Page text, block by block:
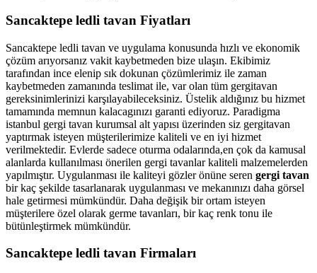
Sancaktepe ledli tavan Fiyatları
Sancaktepe ledli tavan ve uygulama konusunda hızlı ve ekonomik
çözüm arıyorsanız vakit kaybetmeden bize ulaşın. Ekibimiz
tarafından ince elenip sık dokunan çözümlerimiz ile zaman
kaybetmeden zamanında teslimat ile, var olan tüm gergitavan
gereksinimlerinizi karşılayabileceksiniz. Üstelik aldığınız bu hizmet
tamamında memnun kalacagınızı garanti ediyoruz. Paradigma
istanbul gergi tavan kurumsal alt yapısı üzerinden siz gergitavan
yaptırmak isteyen müşterilerimize kaliteli ve en iyi hizmet
verilmektedir. Evlerde sadece oturma odalarında,en çok da kamusal
alanlarda kullanılması önerilen gergi tavanlar kaliteli malzemelerden
yapılmıştır. Uygulanması ile kaliteyi gözler önüne seren gergi tavan
bir kaç şekilde tasarlanarak uygulanması ve mekanınızı daha görsel
hale getirmesi mümkündür. Daha değişik bir ortam isteyen
müşterilere özel olarak germe tavanları, bir kaç renk tonu ile
bütünleştirmek mümkündür.
Sancaktepe ledli tavan Firmaları